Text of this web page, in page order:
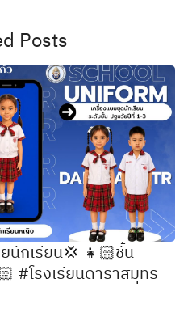
Posts
นักเรียน💢 👧🏻ชั้น
#โรงเรียนดาราสมุทร